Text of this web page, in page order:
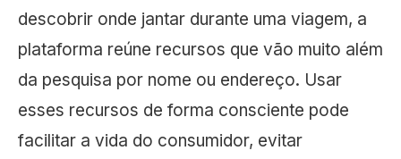
descobrir onde jantar durante uma viagem, a
plataforma reúne recursos que vão muito além
da pesquisa por nome ou endereço. Usar
esses recursos de forma consciente pode
facilitar a vida do consumidor, evitar